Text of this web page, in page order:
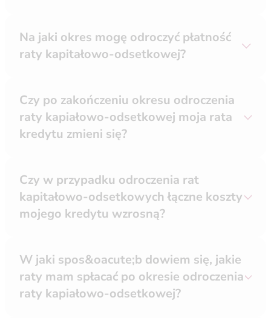
Na jaki okres mogę odroczyć płatność
raty kapitałowo-odsetkowej?
Czy po zakończeniu okresu odroczenia
raty kapiałowo-odsetkowej moja rata
kredytu zmieni się?
Czy w przypadku odroczenia rat
kapitałowo-odsetkowych łączne koszty
mojego kredytu wzrosną?
W jaki spos&oacute;b dowiem się, jakie
raty mam spłacać po okresie odroczenia
raty kapiałowo-odsetkowej?